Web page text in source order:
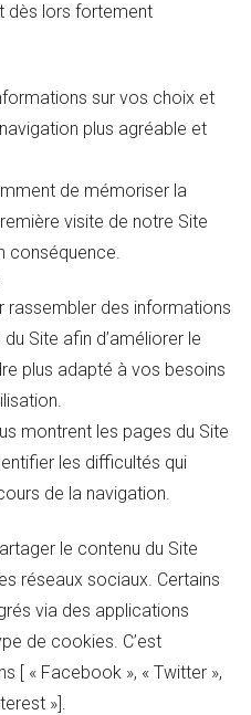
dès lors fortement
sur vos choix et
plus agréable et
de mémoriser la
visite de notre Site
conséquence.
rassembler des informations
Site afin d’améliorer le
plus adapté à vos besoins
montrent les pages du Site
les difficultés qui
de la navigation.
le contenu du Site
réseaux sociaux. Certains
via des applications
de cookies. C’est
[ « Facebook », « Twitter »,
»].